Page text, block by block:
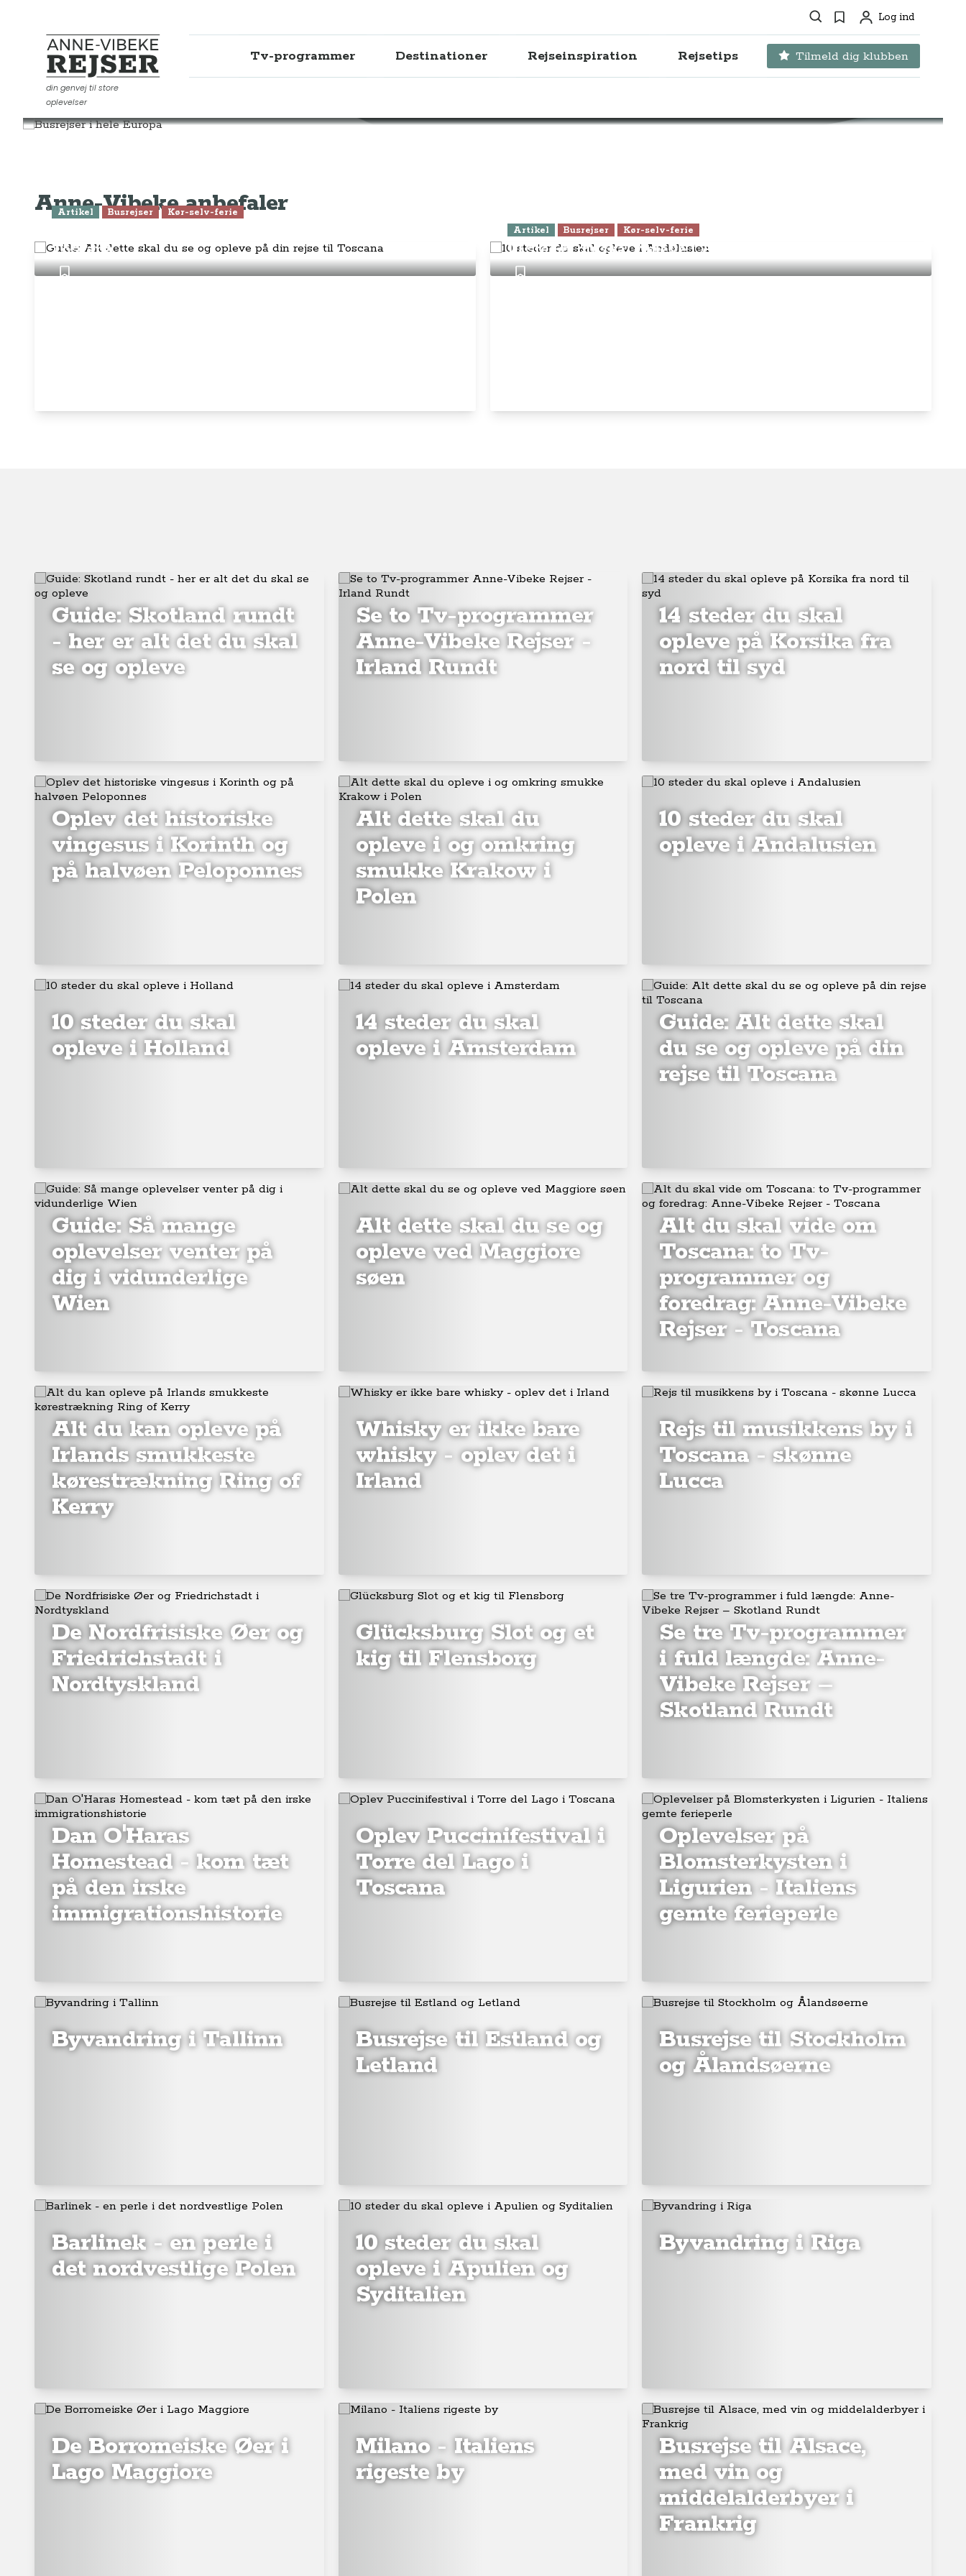
Søg Favoritter
ProfilLog ind
Anne-Vibeke Rejser
din genvej til store
oplevelser
Tv-programmer Destinationer Rejseinspiration Rejsetips Tilmeld dig klubben
Rejseinspiration
Anne-Vibeke anbefaler
Artikel Busrejser Kør-selv-ferie
Toscana
Artikel Busrejser Kør-selv-ferie
10 steder du skal opleve i Andalusien
Guide: Skotland rundt
- her er alt det du skal
se og opleve
Se to Tv-programmer
Anne-Vibeke Rejser -
Irland Rundt
14 steder du skal
opleve på Korsika fra
nord til syd
Oplev det historiske
vingesus i Korinth og
på halvøen Peloponnes
Alt dette skal du
opleve i og omkring
smukke Krakow i
Polen
10 steder du skal
opleve i Andalusien
10 steder du skal
opleve i Holland
14 steder du skal
opleve i Amsterdam
Guide: Alt dette skal
du se og opleve på din
rejse til Toscana
Guide: Så mange
oplevelser venter på
dig i vidunderlige
Wien
Alt dette skal du se og
opleve ved Maggiore
søen
Alt du skal vide om
Toscana: to Tv-
programmer og
foredrag: Anne-Vibeke
Rejser - Toscana
Alt du kan opleve på
Irlands smukkeste
kørestrækning Ring of
Kerry
Whisky er ikke bare
whisky - oplev det i
Irland
Rejs til musikkens by i
Toscana - skønne
Lucca
De Nordfrisiske Øer og
Friedrichstadt i
Nordtyskland
Glücksburg Slot og et
kig til Flensborg
Se tre Tv-programmer
i fuld længde: Anne-
Vibeke Rejser –
Skotland Rundt
Dan O'Haras
Homestead - kom tæt
på den irske
immigrationshistorie
Oplev Puccinifestival i
Torre del Lago i
Toscana
Oplevelser på
Blomsterkysten i
Ligurien - Italiens
gemte ferieperle
Byvandring i Tallinn
Busrejse til Estland og
Letland
Busrejse til Stockholm
og Ålandsøerne
Barlinek - en perle i
det nordvestlige Polen
10 steder du skal
opleve i Apulien og
Syditalien
Byvandring i Riga
De Borromeiske Øer i
Lago Maggiore
Milano - Italiens
rigeste by
Busrejse til Alsace,
med vin og
middelalderbyer i
Frankrig